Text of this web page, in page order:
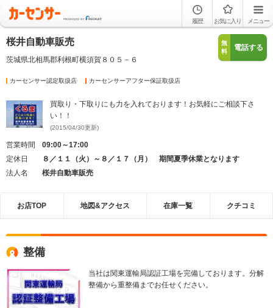
履歴 お気に入り メニュー
桜井自動車販売
茨城県北相馬郡利根町横須賀８０５－６
無
料
電話する
カーセンサー認定取扱店 カーセンサーアフター保証取扱店
買取り・下取りにも力を入れております！お気軽にご相談下さ
い！！
(2015/04/30更新)
営業時間
09:00～17:00
定休日
８／１１（火）～８／１７（月） 期間夏季休業となります
法人名
桜井自動車販売
お店TOP 地図&アクセス 在庫一覧 クチコミ
整備
当社は関東運輸局認証工場を完備しております。分解
整備から重整備までお任せください。